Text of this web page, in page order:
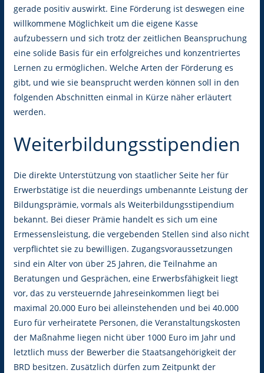
gerade positiv auswirkt. Eine Förderung ist deswegen eine
willkommene Möglichkeit um die eigene Kasse
aufzubessern und sich trotz der zeitlichen Beanspruchung
eine solide Basis für ein erfolgreiches und konzentriertes
Lernen zu ermöglichen. Welche Arten der Förderung es
gibt, und wie sie beansprucht werden können soll in den
folgenden Abschnitten einmal in Kürze näher erläutert
werden.
Weiterbildungsstipendien
Die direkte Unterstützung von staatlicher Seite her für
Erwerbstätige ist die neuerdings umbenannte Leistung der
Bildungsprämie, vormals als Weiterbildungsstipendium
bekannt. Bei dieser Prämie handelt es sich um eine
Ermessensleistung, die vergebenden Stellen sind also nicht
verpflichtet sie zu bewilligen. Zugangsvoraussetzungen
sind ein Alter von über 25 Jahren, die Teilnahme an
Beratungen und Gesprächen, eine Erwerbsfähigkeit liegt
vor, das zu versteuernde Jahreseinkommen liegt bei
maximal 20.000 Euro bei alleinstehenden und bei 40.000
Euro für verheiratete Personen, die Veranstaltungskosten
der Maßnahme liegen nicht über 1000 Euro im Jahr und
letztlich muss der Bewerber die Staatsangehörigkeit der
BRD besitzen. Zusätzlich dürfen zum Zeitpunkt der